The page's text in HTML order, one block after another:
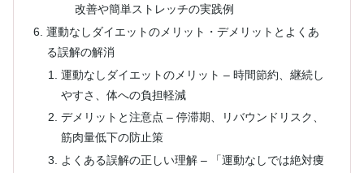
改善や簡単ストレッチの実践例
運動なしダイエットのメリット・デメリットとよくあ
る誤解の解消
運動なしダイエットのメリット – 時間節約、継続し
やすさ、体への負担軽減
デメリットと注意点 – 停滞期、リバウンドリスク、
筋肉量低下の防止策
よくある誤解の正しい理解 – 「運動なしでは絶対痩